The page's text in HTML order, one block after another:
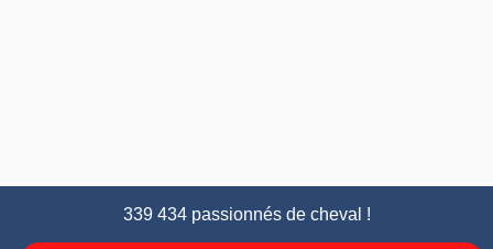
339 434 passionnés de cheval !